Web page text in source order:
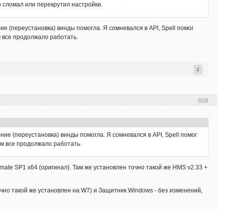
или перекрутил настройки.
(переустановка) винды помогла. Я сомневался в API, Spell помог
все продолжало работать.
1
608
(переустановка) винды помогла. Я сомневался в API, Spell помог
все продолжало работать.
SP1 x64 (оригинал). Там же установлен точно такой же HMS v2.33 +
такой же установлен на W7) и Защитник Windows - без изменений,